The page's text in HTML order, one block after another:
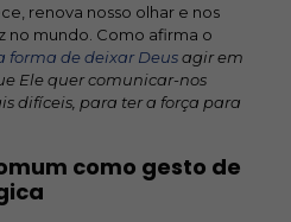
renova nosso olhar e nos
no mundo. Como afirma o
forma de deixar Deusagir em
Ele quer comunicar-nos
difíceis, para ter a força para
como gesto de